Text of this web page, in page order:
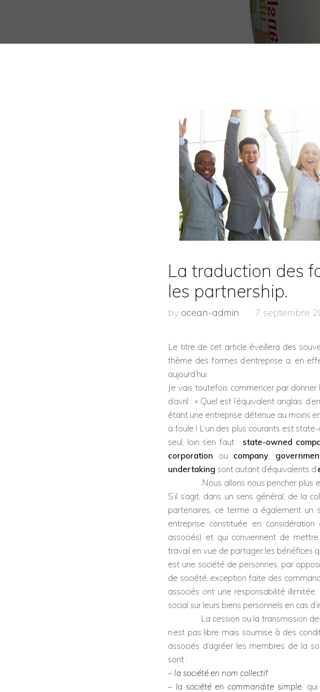
La traduction des
les partnership.
by ocean-admin 7 septembre
Le titre de cet article éveillera des
thème des formes d’entreprise a, en
aujourd’hui.
Je vais toutefois commencer par
d’avril : « Quel est l’équivalent anglais
étant une entreprise détenue au moins
a foule ! L’un des plus courants est
seul, loin s’en faut : state-owned
corporation ou company
undertaking sont autant d’équivalents d’
Nous allons nous pencher plus en
S’il s’agit, dans un sens général, de la
partenaires, ce terme a également un
entreprise constituée en
associés) et qui conviennent de
travail en vue de partager les bénéfices
est une société de personnes, par
de société, exception faite des
associés ont une responsabilité
social sur leurs biens personnels en cas
La cession ou la transmission des
n’est pas libre mais soumise à des
associés d’agréer les membres de la
sont :
– la société en nom collectif
– la société en commandite simple ,